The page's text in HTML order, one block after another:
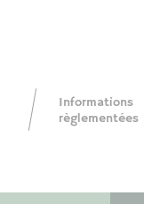
Informations
règlementées